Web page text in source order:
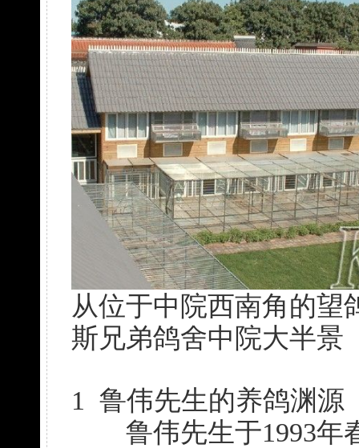
从位于中院西南角的望
斯兄弟鸽舍中院大半景
1 鲁伟先生的养鸽渊源
鲁伟先生于1993年